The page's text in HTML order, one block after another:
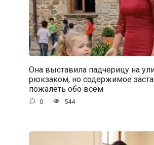
Она выставила падчерицу на
рюкзаком, но содержимое
пожалеть обо всем
0 544